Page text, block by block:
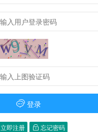
登录
立即注册 忘记密码